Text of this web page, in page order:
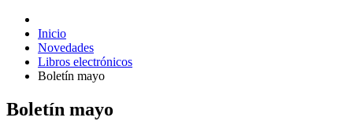
Inicio
Novedades
Libros electrónicos
Boletín mayo
Boletín mayo